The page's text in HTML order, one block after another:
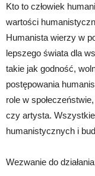
Kto to człowiek
wartości
Humanista wierzy w
lepszego świata dla
takie jak godność,
postępowania
role w
czy artysta.
humanistycznych i
Wezwanie do